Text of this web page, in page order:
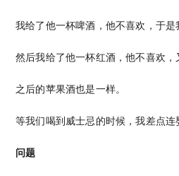
我给了他一杯啤酒，他不喜欢，于是
然后我给了他一杯红酒，他不喜欢，
之后的苹果酒也是一样。
等我们喝到威士忌的时候，我差点连
问题